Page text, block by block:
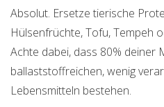
Absolut. Ersetze tierische
Hülsenfrüchte, Tofu, Tempeh
Achte dabei, dass 80% deiner
ballaststoffreichen, wenig
Lebensmitteln bestehen.